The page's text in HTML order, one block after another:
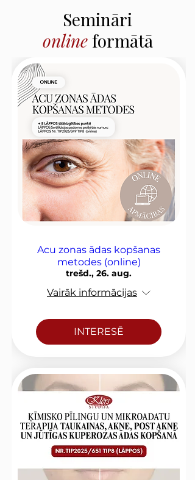
Semināri
onlineformātā
Acu zonas ādas kopšanas
metodes (online)
trešd., 26. aug.
Vairāk informācijas
INTERESĒ